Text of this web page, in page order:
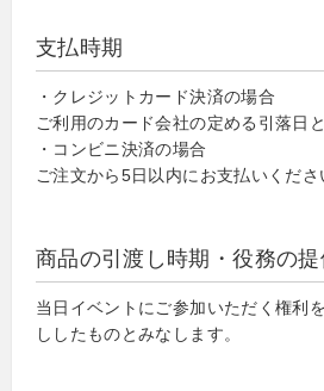
支払時期
・クレジットカード決済の場合
ご利用のカード会社の定める引落日
・コンビニ決済の場合
ご注文から5日以内にお支払いくださ
商品の引渡し時期・役務の提
当日イベントにご参加いただく権利
ししたものとみなします。